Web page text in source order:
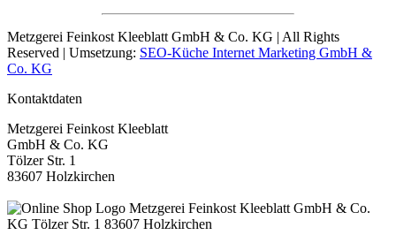
Metzgerei Feinkost Kleeblatt GmbH & Co. KG | All Rights
Reserved | Umsetzung: SEO-Küche Internet Marketing GmbH &
Co. KG
Kontaktdaten
Metzgerei Feinkost Kleeblatt
GmbH & Co. KG
Tölzer Str. 1
83607 Holzkirchen